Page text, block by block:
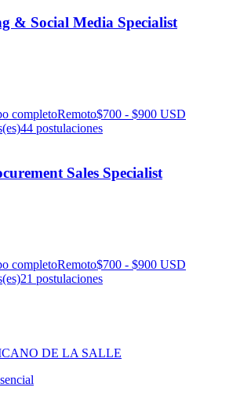
& Social Media Specialist
completoRemoto$700 - $900 USD
44 postulaciones
Sales Specialist
completoRemoto$700 - $900 USD
21 postulaciones
DE LA SALLE